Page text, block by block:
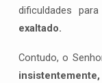
dificuldades
exaltado.
Contudo, o
insistentemente,